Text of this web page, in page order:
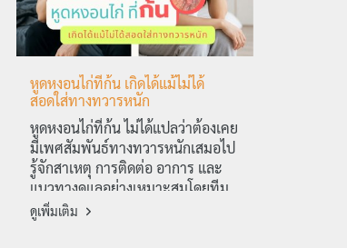
หูดหงอนไก่ที่ก้น เกิดได้แม้ไม่ได้
สอดใส่ทางทวารหนัก
หูดหงอนไก่ที่ก้น ไม่ได้แปลว่าต้องเคย
มีเพศสัมพันธ์ทางทวารหนักเสมอไป
รู้จักสาเหตุ การติดต่อ อาการ และ
แนวทางดูแลอย่างเหมาะสมโดยทีม
แพทย์ CMC Wellness
ดูเพิ่มเติม